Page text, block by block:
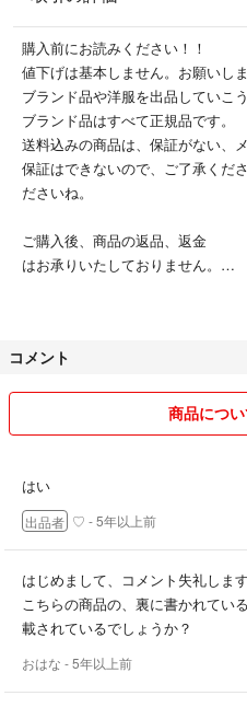
購入前にお読みください！！
値下げは基本しません。お願いしま
ブランド品や洋服を出品していこ
ブランド品はすべて正規品です。
送料込みの商品は、保証がない、
保証はできないので、ご了承くだ
ださいね。
ご購入後、商品の返品、返金
はお承りいたしておりません。
ので、、、お断りします。
理解出来ない方は、ご購入しない
また、他サイトにも、出品してま
宜しくお願いします。
コメント
商品につ
はい
出品者 ♡ - 5年以上前
はじめまして、コメント失礼します
こちらの商品の、裏に書かれてい
載されているでしょうか？
おはな - 5年以上前